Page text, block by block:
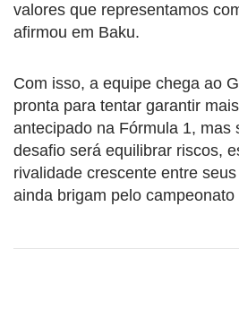
valores que representamos
afirmou em Baku.
Com isso, a equipe chega ao
pronta para tentar garantir
antecipado na Fórmula 1, mas
desafio será equilibrar riscos,
rivalidade crescente entre
ainda brigam pelo campeonato